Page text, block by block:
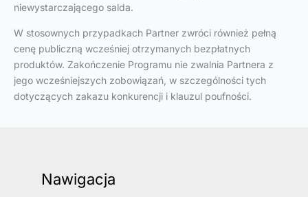
niewystarczającego salda.
W stosownych przypadkach Partner zwróci również pełną
cenę publiczną wcześniej otrzymanych bezpłatnych
produktów. Zakończenie Programu nie zwalnia Partnera z
jego wcześniejszych zobowiązań, w szczególności tych
dotyczących zakazu konkurencji i klauzul poufności.
Nawigacja